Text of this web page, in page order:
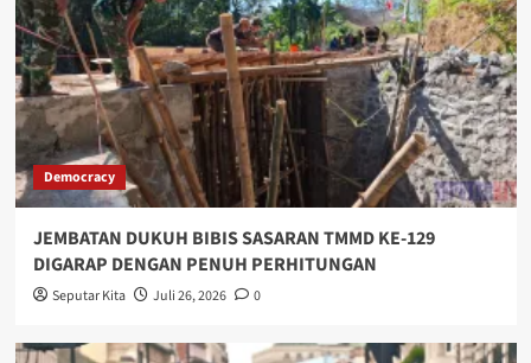
Democracy
JEMBATAN DUKUH BIBIS SASARAN TMMD KE-129
DIGARAP DENGAN PENUH PERHITUNGAN
Seputar Kita Juli 26, 2026 0